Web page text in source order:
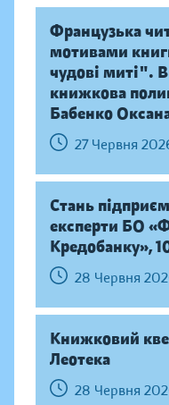
Французька
мотивами
чудові миті".
книжкова
Бабенко
27 Червня
Стань
експерти БО
Кредобанку»,
28 Червня
Книжковий
Леотека
28 Червня